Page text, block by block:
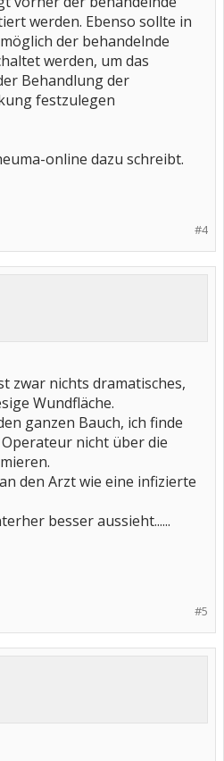
werden. Ebenso sollte in
der behandelnde
werden, um das
Behandlung der
festzulegen
online dazu schreibt.
#4
zwar nichts dramatisches,
Wundfläche.
ganzen Bauch, ich finde
nicht über die
den Arzt wie eine infizierte
besser aussieht......
#5